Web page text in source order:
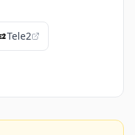
Tele2